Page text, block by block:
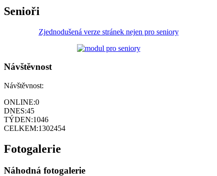
Senioři
Zjednodušená verze stránek nejen pro seniory
Návštěvnost
Návštěvnost:
ONLINE:0
DNES:45
TÝDEN:1046
CELKEM:1302454
Fotogalerie
Náhodná fotogalerie